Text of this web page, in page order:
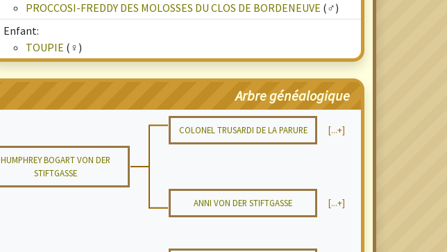
PROCCOSI-FREDDY DES MOLOSSES DU CLOS DE BORDENEUVE (♂)
Enfant:
TOUPIE (♀)
Arbre généalogique
COLONEL TRUSARDI DE LA PARURE [...+]
HUMPHREY BOGART VON DER
STIFTGASSE
ANNI VON DER STIFTGASSE [...+]